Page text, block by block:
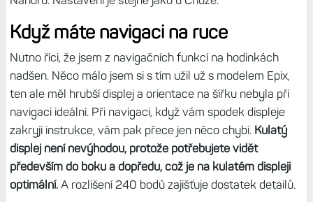
Když máte navigaci na ruce
Nutno říci, že jsem z navigačních funkcí na hodinkách
nadšen. Něco málo jsem si s tím užil už s modelem Epix,
ten ale měl hrubší displej a orientace na šířku nebyla při
navigaci ideální. Při navigaci, když vám spodek displeje
zakryjí instrukce, vám pak přece jen něco chybí. Kulatý
displej není nevýhodou, protože potřebujete vidět
především do boku a dopředu, což je na kulatém displeji
optimální.A rozlišení 240 bodů zajišťuje dostatek detailů.